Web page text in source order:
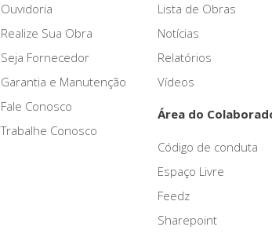
Ouvidoria
Realize Sua Obra
Seja Fornecedor
Garantia e Manutenção
Fale Conosco
Trabalhe Conosco
Lista de Obras
Notícias
Relatórios
Vídeos
Área do
Código de conduta
Espaço Livre
Feedz
Sharepoint